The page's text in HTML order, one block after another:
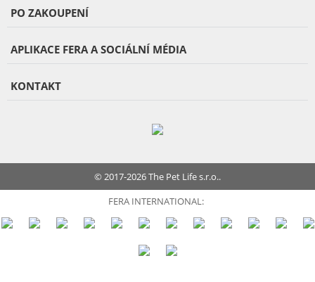
PO ZAKOUPENÍ
APLIKACE FERA A SOCIÁLNÍ MÉDIA
KONTAKT
© 2017-2026 The Pet Life s.r.o..
FERA INTERNATIONAL: